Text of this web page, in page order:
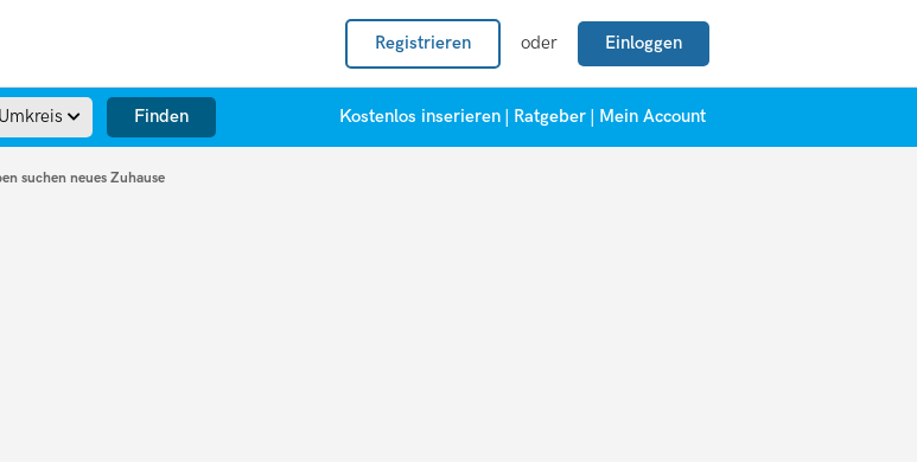
Registrieren oder Einloggen
Umkreis Finden Kostenlos inserieren Ratgeber Mein Account
suchen neues Zuhause